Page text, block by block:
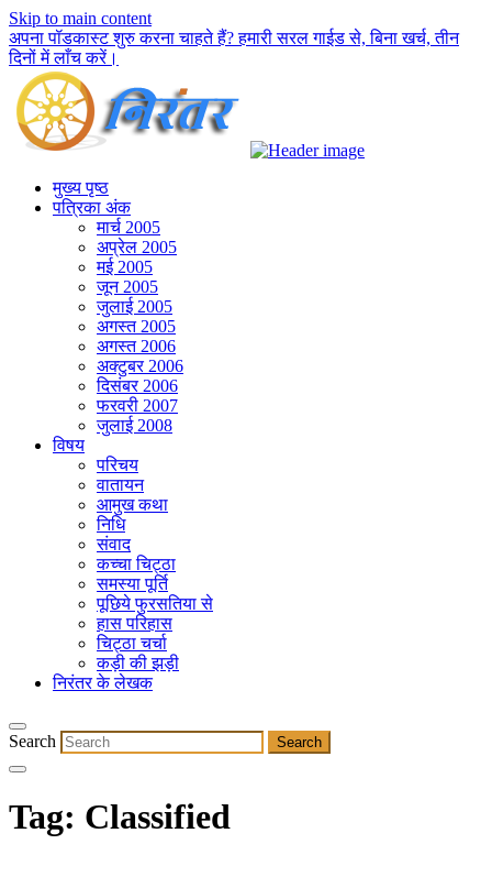
Skip to main content
अपना पॉडकास्ट शुरु करना चाहते हैं? हमारी सरल गाईड से, बिना खर्च, तीन
दिनों में लाँच करें।
मुख्य पृष्ठ
पत्रिका अंक
मार्च 2005
अप्रेल 2005
मई 2005
जून 2005
जुलाई 2005
अगस्त 2005
अगस्त 2006
अक्टुबर 2006
दिसंबर 2006
फरवरी 2007
जुलाई 2008
विषय
परिचय
वातायन
आमुख कथा
निधि
संवाद
कच्चा चिट्ठा
समस्या पूर्ति
पूछिये फुरसतिया से
हास परिहास
चिट्ठा चर्चा
कड़ी की झड़ी
निरंतर के लेखक
Search
Tag: Classified